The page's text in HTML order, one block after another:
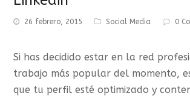
26 febrero, 2015 Social Media 0
Si has decidido estar en la red
trabajo más popular del momento,
que tu perfil esté optimizado y